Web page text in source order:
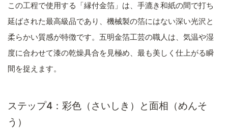
この工程で使用する「縁付金箔」は、手漉き和紙の間で打ち
延ばされた最高級品であり、機械製の箔にはない深い光沢と
柔らかい質感が特徴です。五明金箔工芸の職人は、気温や湿
度に合わせて漆の乾燥具合を見極め、最も美しく仕上がる瞬
間を捉えます。
ステップ4：彩色（さいしき）と面相（めんそ
う）